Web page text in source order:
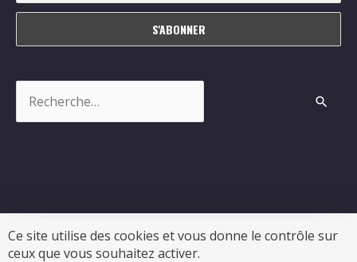
Ce site utilise des cookies et vous donne le contrôle sur
ceux que vous souhaitez activer.